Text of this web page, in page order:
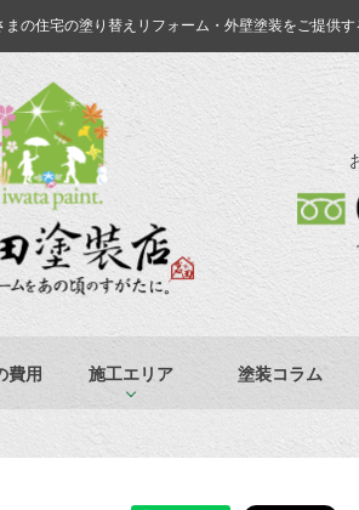
まの住宅の塗り替えリフォーム・外壁塗装をご提供す
費用 施工エリア 塗装コラム